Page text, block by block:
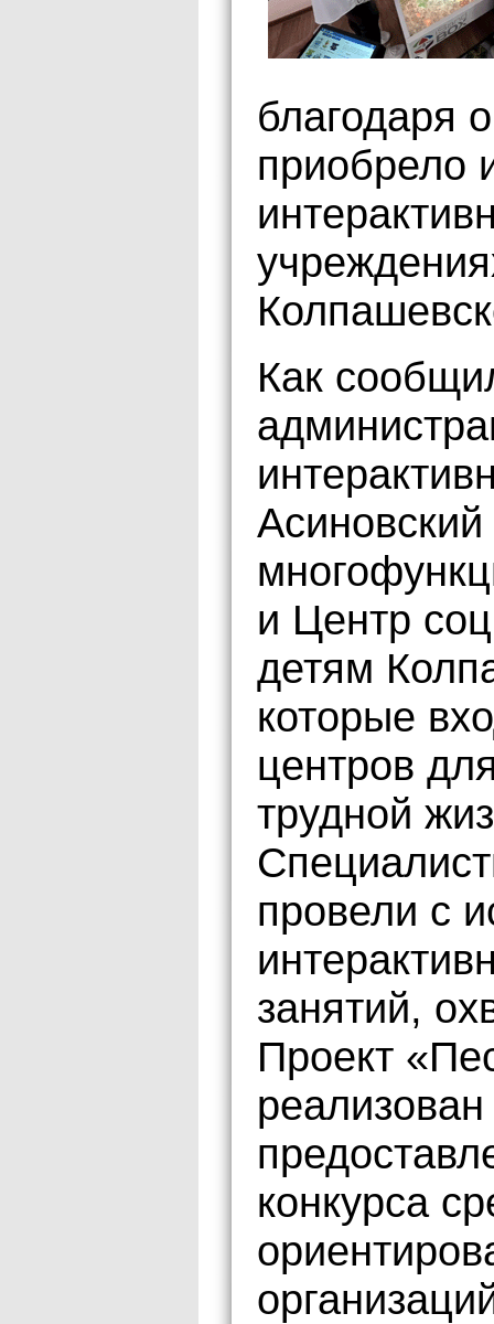
благодаря
приобрело
Как
и Центр
детям
которые
центров
трудной
провели с
занятий,
Проект
конкурса